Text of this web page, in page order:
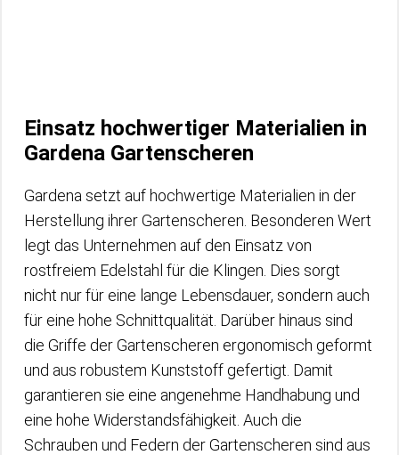
Einsatz hochwertiger Materialien in
Gardena Gartenscheren
Gardena setzt auf hochwertige Materialien in der
Herstellung ihrer Gartenscheren. Besonderen Wert
legt das Unternehmen auf den Einsatz von
rostfreiem Edelstahl für die Klingen. Dies sorgt
nicht nur für eine lange Lebensdauer, sondern auch
für eine hohe Schnittqualität. Darüber hinaus sind
die Griffe der Gartenscheren ergonomisch geformt
und aus robustem Kunststoff gefertigt. Damit
garantieren sie eine angenehme Handhabung und
eine hohe Widerstandsfähigkeit. Auch die
Schrauben und Federn der Gartenscheren sind aus